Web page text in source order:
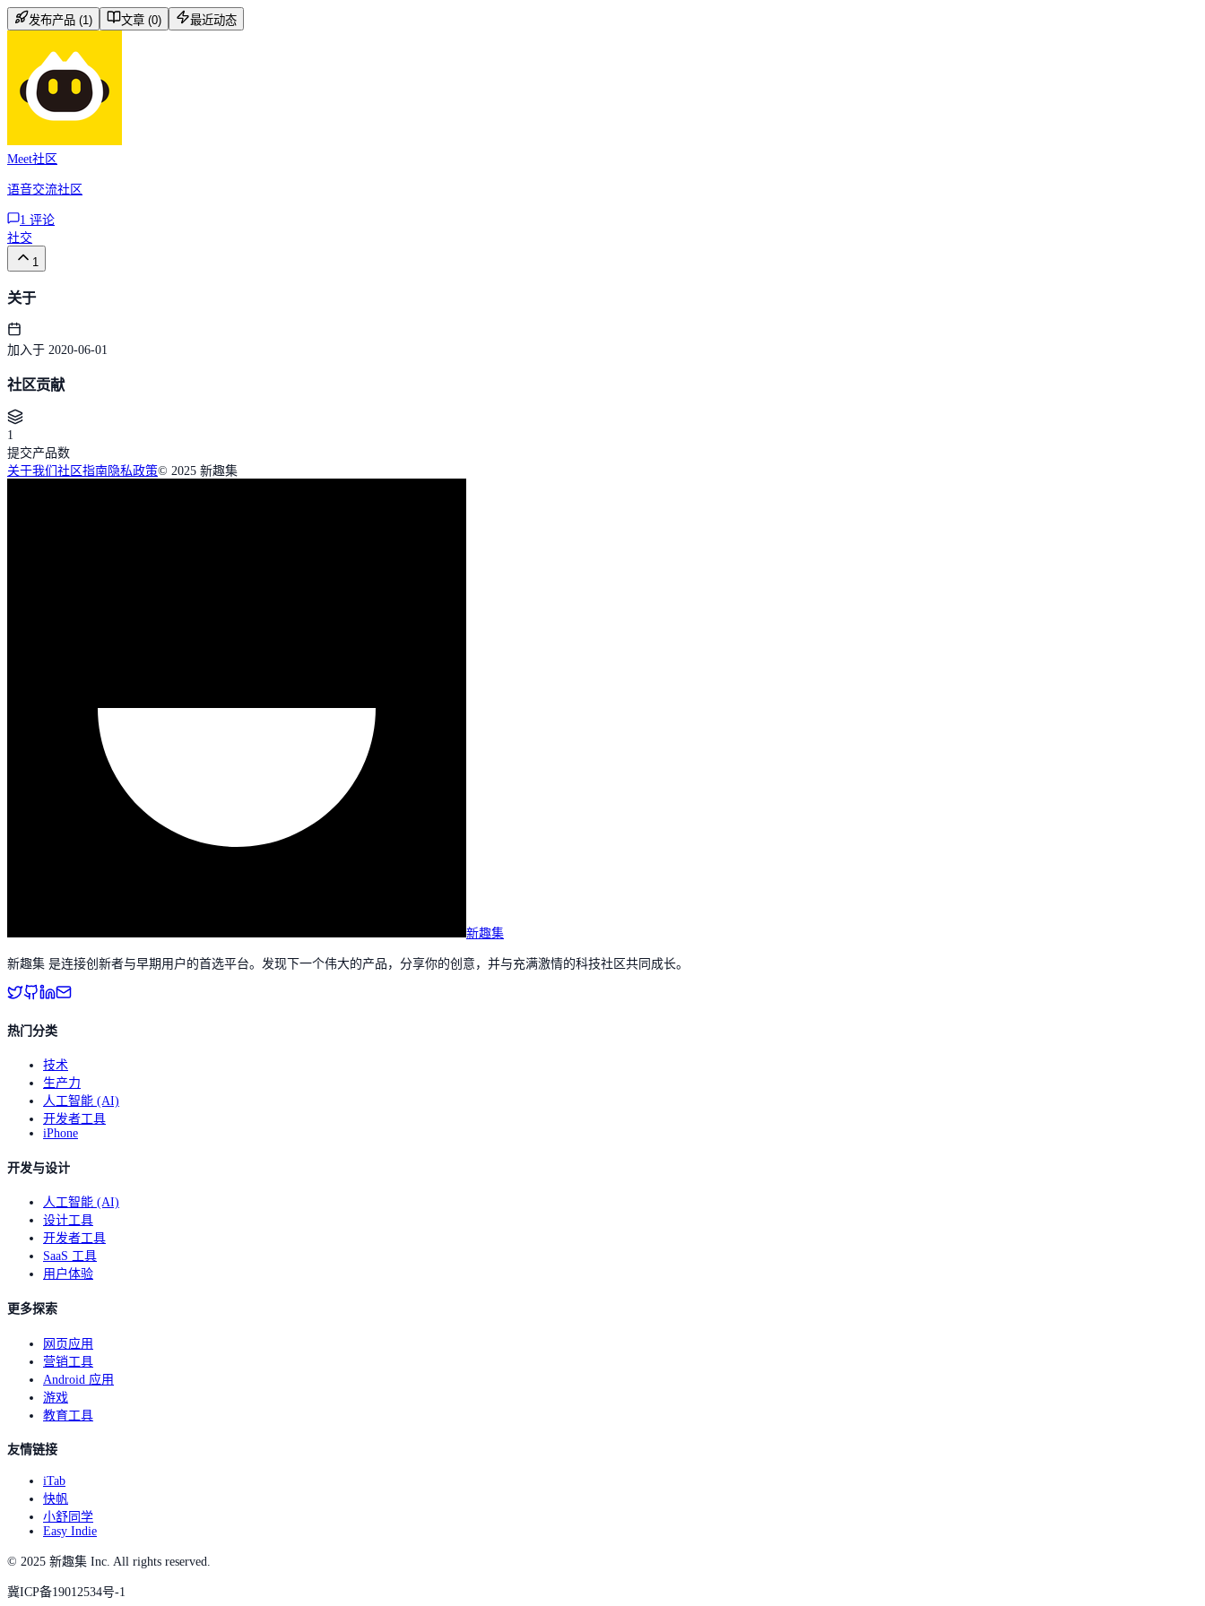
发布产品 (1) 文章 (0) 最近动态
Meet社区
语音交流社区
1 评论
社交
1
关于
加入于 2020-06-01
社区贡献
1
提交产品数
关于我们 社区指南隐私政策© 2025 新趣集
新趣集
新趣集 是连接创新者与早期用户的首选平台。发现下一个伟大的产品，分享你的创意，并与充满激情的科技社区共同成长。
热门分类
技术
生产力
人工智能 (AI)
开发者工具
iPhone
开发与设计
人工智能 (AI)
设计工具
开发者工具
SaaS 工具
用户体验
更多探索
网页应用
营销工具
Android 应用
游戏
教育工具
友情链接
iTab
快帆
小舒同学
Easy Indie
© 2025 新趣集 Inc. All rights reserved.
冀ICP备19012534号-1